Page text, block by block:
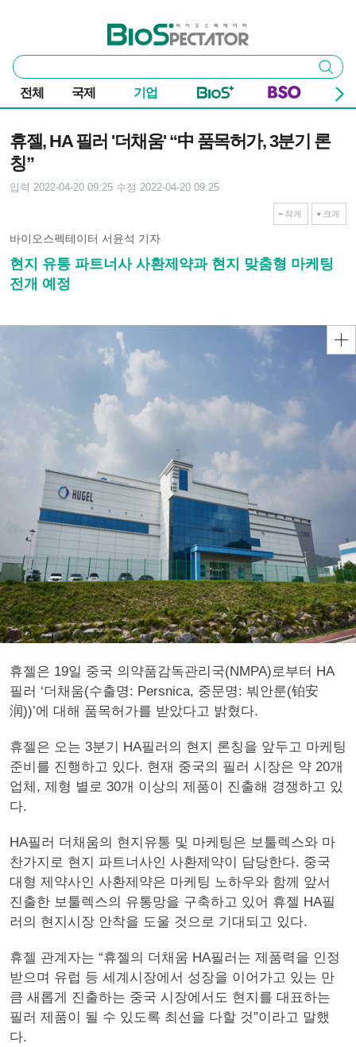
바이오스펙테이터
통
합
검
색
검색
전체 국제 기업
휴젤, HA 필러 '더채움' “中 품목허가, 3분기 론
칭”
입력 2022-04-20 09:25 수정 2022-04-20 09:25
작게 크게
바이오스펙테이터 서윤석 기자
현지 유통 파트너사 사환제약과 현지 맞춤형 마케팅
전개 예정
휴젤은 19일 중국 의약품감독관리국(NMPA)로부터 HA
필러 ‘더채움(수출명: Persnica, 중문명: 붜안룬(铂安
润))’에 대해 품목허가를 받았다고 밝혔다.
휴젤은 오는 3분기 HA필러의 현지 론칭을 앞두고 마케팅
준비를 진행하고 있다. 현재 중국의 필러 시장은 약 20개
업체, 제형 별로 30개 이상의 제품이 진출해 경쟁하고 있
다.
HA필러 더채움의 현지유통 및 마케팅은 보툴렉스와 마
찬가지로 현지 파트너사인 사환제약이 담당한다. 중국
대형 제약사인 사환제약은 마케팅 노하우와 함께 앞서
진출한 보툴렉스의 유통망을 구축하고 있어 휴젤 HA필
러의 현지시장 안착을 도울 것으로 기대되고 있다.
휴젤 관계자는 “휴젤의 더채움 HA필러는 제품력을 인정
받으며 유럽 등 세계시장에서 성장을 이어가고 있는 만
큼 새롭게 진출하는 중국 시장에서도 현지를 대표하는
필러 제품이 될 수 있도록 최선을 다할 것”이라고 말했
다.